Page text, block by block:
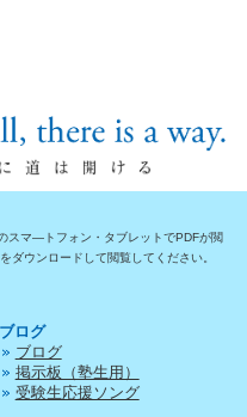
スマ―トフォン・タブレットでPDFが閲
ダウンロードして閲覧してください。
ブログ
ブログ
掲示板（塾生用）
受験生応援ソング